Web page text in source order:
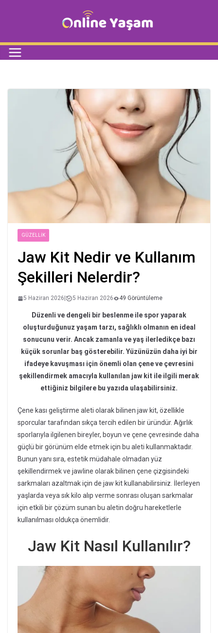
GÜZELLIK
Jaw Kit Nedir ve Kullanım
Şekilleri Nelerdir?
5 Haziran 2026 5 Haziran 2026 49 Görüntüleme
Düzenli ve dengeli bir beslenme ile spor yaparak
oluşturduğunuz yaşam tarzı, sağlıklı olmanın en ideal
sonucunu verir. Ancak zamanla ve yaş ilerledikçe bazı
küçük sorunlar baş gösterebilir. Yüzünüzün daha iyi bir
ifadeye kavuşması için önemli olan çene ve çevresini
şekillendirmek amacıyla kullanılan jaw kit ile ilgili merak
ettiğiniz bilgilere bu yazıda ulaşabilirsiniz.
Çene kası geliştirme aleti olarak bilinen jaw kit, özellikle
sporcular tarafından sıkça tercih edilen bir üründür. Ağırlık
sporlarıyla ilgilenen bireyler, boyun ve çene çevresinde daha
güçlü bir görünüm elde etmek için bu aleti kullanmaktadır.
Bunun yanı sıra, estetik müdahale olmadan yüz
şekillendirmek ve jawline olarak bilinen çene çizgisindeki
sarkmaları azaltmak için de jaw kit kullanabilirsiniz. İlerleyen
yaşlarda veya sık kilo alıp verme sonrası oluşan sarkmalar
için etkili bir çözüm sunan bu aletin doğru hareketlerle
kullanılması oldukça önemlidir.
Jaw Kit Nasıl Kullanılır?